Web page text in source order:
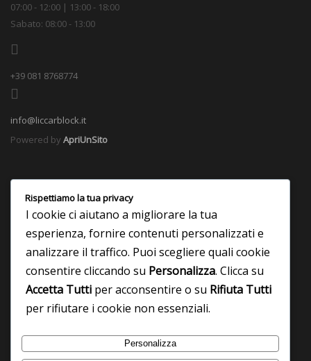
07:00 - 12:00 | 13:00 - 18:00
Sabato: 08:00 - 13:00
+39 081 8768774
info@liccarblock.it
Powered by ApriUnSito
Rispettiamo la tua privacy
I cookie ci aiutano a migliorare la tua
esperienza, fornire contenuti personalizzati e
analizzare il traffico. Puoi scegliere quali cookie
consentire cliccando su Personalizza. Clicca su
Accetta Tutti per acconsentire o su Rifiuta Tutti
per rifiutare i cookie non essenziali.
Personalizza